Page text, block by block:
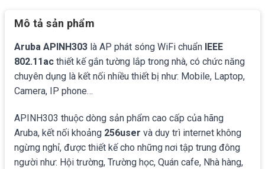
Mô tả sản phẩm
Aruba APINH303 là AP phát sóng WiFi chuẩn IEEE
802.11ac thiết kế gắn tường lắp trong nhà, có chức năng
chuyên dụng là kết nối nhiều thiết bị như: Mobile, Laptop,
Camera, IP phone…
APINH303 thuộc dòng sản phẩm cao cấp của hãng
Aruba, kết nối khoảng 256user và duy trì internet không
ngừng nghỉ, được thiết kế cho những nơi tập trung đông
người như: Hội trường, Trường học, Quán cafe, Nhà hàng,